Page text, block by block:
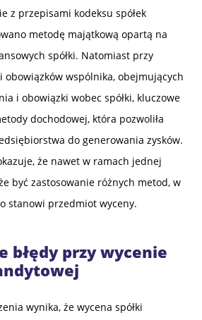
z przepisami kodeksu spółek
metodę majątkową opartą na
spółki. Natomiast przy
obowiązków wspólnika, obejmujących
i obowiązki wobec spółki, kluczowe
dochodowej, która pozwoliła
do generowania zysków.
że nawet w ramach jednej
być zastosowanie różnych metod, w
stanowi przedmiot wyceny.
błędy przy wycenie
wynika, że wycena spółki